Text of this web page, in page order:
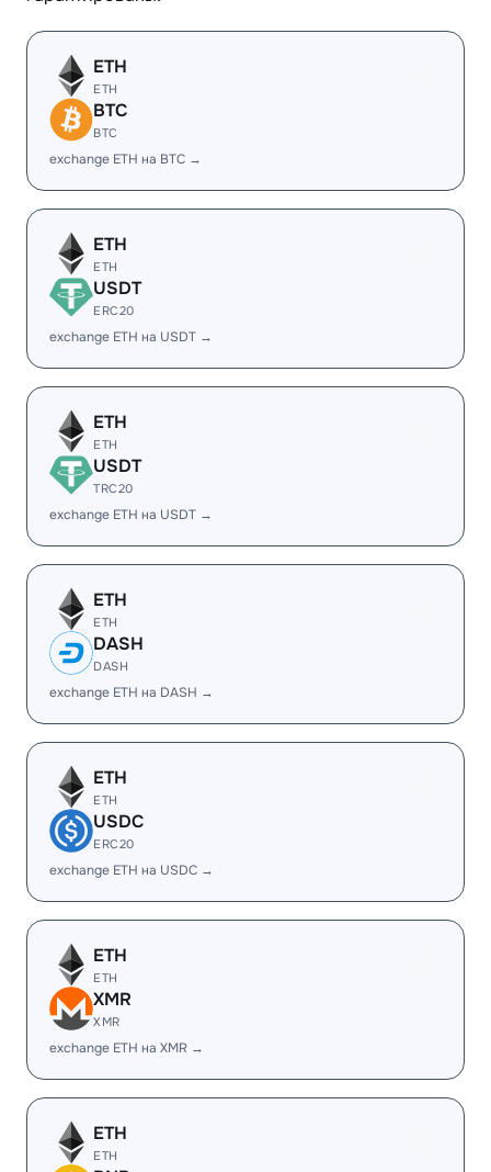
ETH
ETH
BTC
BTC
exchange ETH на BTC →
ETH
ETH
USDT
ERC20
exchange ETH на USDT →
ETH
ETH
USDT
TRC20
exchange ETH на USDT →
ETH
ETH
DASH
DASH
exchange ETH на DASH →
ETH
ETH
USDC
ERC20
exchange ETH на USDC →
ETH
ETH
XMR
XMR
exchange ETH на XMR →
ETH
ETH